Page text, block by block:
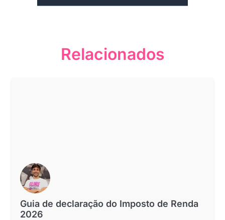
Relacionados
Guia de declaração do Imposto de Renda
2026